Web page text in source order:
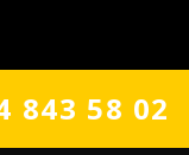
843 58 02